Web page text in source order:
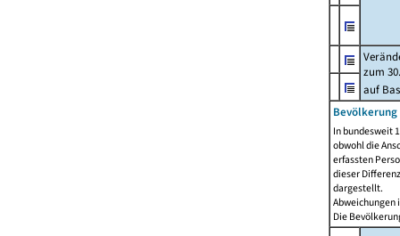
zum
auf
Bevölkerung
In bundesweit
obwohl die
erfassten
dieser
dargestellt.
Abweichungen
Die